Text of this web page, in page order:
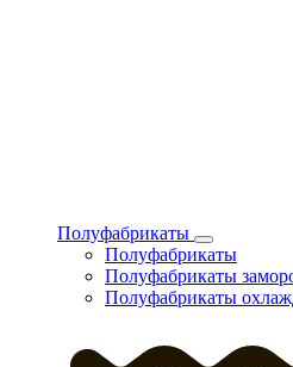
Полуфабрикаты
Полуфабрикаты
Полуфабрикаты
Полуфабрикаты